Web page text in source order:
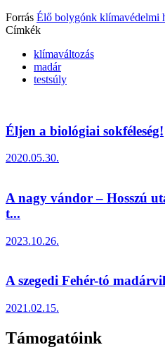
Forrás Élő bolygónk klímavédelmi
Címkék
klímaváltozás
madár
testsúly
Éljen a biológiai sokféleség!
2020.05.30.
A nagy vándor – Hosszú
t...
2023.10.26.
A szegedi Fehér-tó
2021.02.15.
Támogatóink